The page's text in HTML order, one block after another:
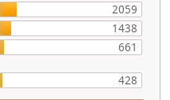
2059
1438
661
428